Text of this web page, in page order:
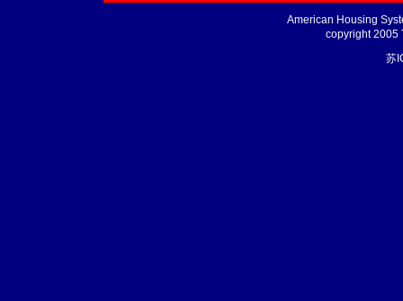
American Housing
copyright 2005
苏